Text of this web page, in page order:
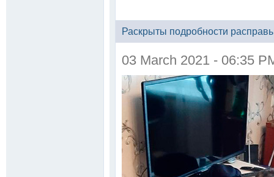
Раскрыты подробности
03 March 2021 - 06:35